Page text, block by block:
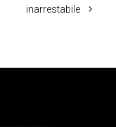
inarrestabile